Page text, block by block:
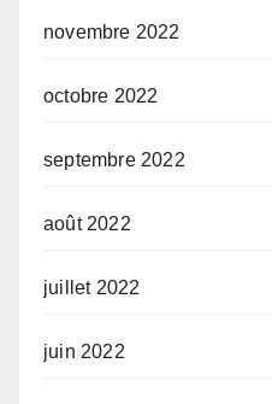
novembre 2022
octobre 2022
septembre 2022
août 2022
juillet 2022
juin 2022